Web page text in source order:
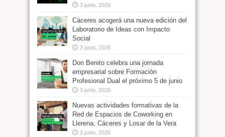
3 junio, 2026
Cáceres acogerá una nueva edición del
Laboratorio de Ideas con Impacto
Social
3 junio, 2026
Don Benito celebra una jornada
empresarial sobre Formación
Profesional Dual el próximo 5 de junio
3 junio, 2026
Nuevas actividades formativas de la
Red de Espacios de Coworking en
Llerena, Cáceres y Losar de la Vera
3 junio, 2026